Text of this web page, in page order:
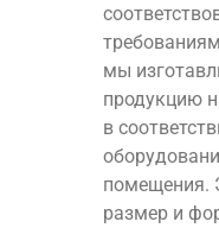
мы
продукцию
в
помещения.
размер и